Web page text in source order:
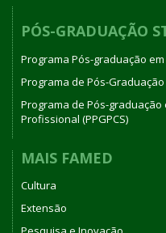
PÓS-GRADUAÇÃO
Programa Pós-graduação em
Programa de Pós-Graduação
Programa de Pós-
Profissional (PPGPCS)
MAIS FAMED
Cultura
Extensão